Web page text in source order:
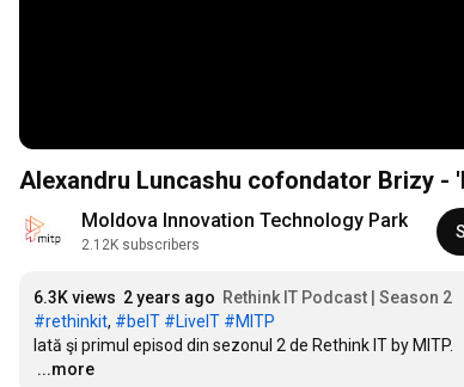
Alexandru Luncashu cofondator Brizy -
Moldova Innovation Technology Park
2.12K subscribers
6.3K views 2 years ago Rethink IT Podcast | Season 2
#rethinkit, #beIT #LiveIT #MITP
…
...more